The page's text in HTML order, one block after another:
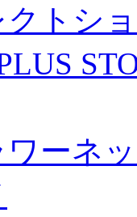
トシ
ーネ